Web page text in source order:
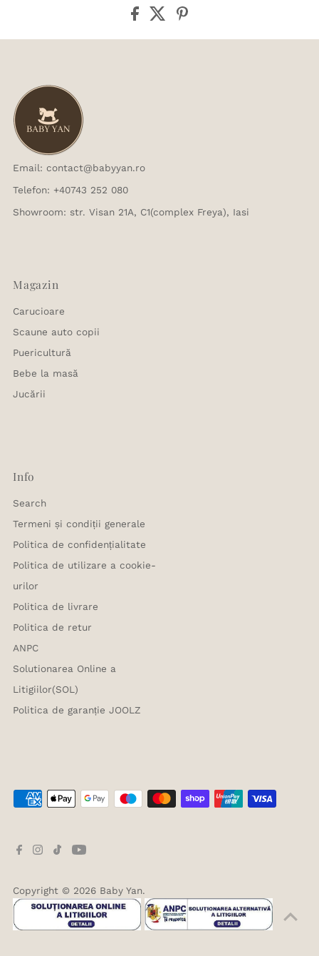
Email: contact@babyyan.ro
Telefon: +40743 252 080
Showroom: str. Visan 21A, C1(complex Freya), Iasi
Magazin
Carucioare
Scaune auto copii
Puericultură
Bebe la masă
Jucării
Info
Search
Termeni și condiții generale
Politica de confidențialitate
Politica de utilizare a cookie-
urilor
Politica de livrare
Politica de retur
ANPC
Solutionarea Online a
Litigiilor(SOL)
Politica de garanție JOOLZ
Copyright © 2026 Baby Yan.